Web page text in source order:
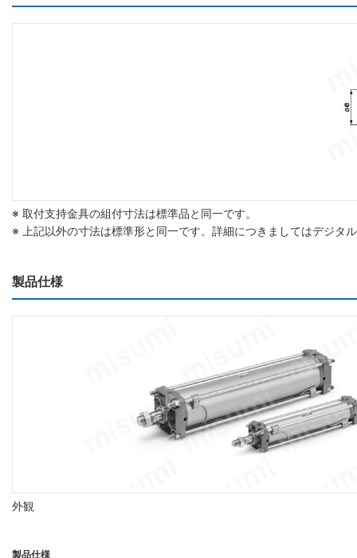
※ 取付支持金具の組付寸法は標準品と同一です。
※ 上記以外の寸法は標準形と同一です。詳細につきましてはデジタ
製品仕様
外観
製品仕様